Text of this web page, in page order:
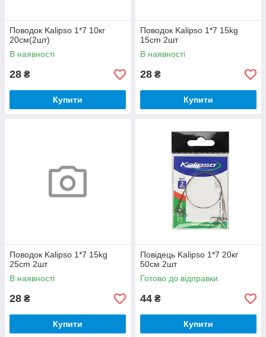
Поводок Kalipso 1*7 10кг
20см(2шт)
В наявності
28 ₴
Купити
Поводок Kalipso 1*7 15kg
15cm 2шт
В наявності
28 ₴
Купити
Поводок Kalipso 1*7 15kg
25cm 2шт
В наявності
28 ₴
Купити
Повідець Kalipso 1*7 20кг
50см 2шт
Готово до відправки
44 ₴
Купити